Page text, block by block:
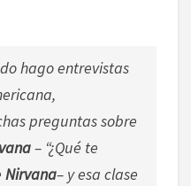
hago entrevistas
preguntas sobre
– “¿Qué te
Nirvana– y esa clase